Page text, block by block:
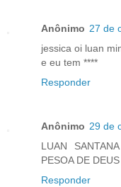
Anônimo 27 de
jessica oi luan
e eu tem ****
Responder
Anônimo 29 de
LUAN
PESOA DE
Responder